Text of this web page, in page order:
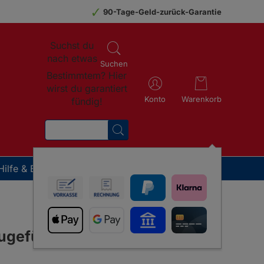
90-Tage-Geld-zurück-Garantie
Suchen
Suchst du
nach etwas
Bestimmtem? Hier
wirst du garantiert
fündig!
SUCHEN
Konto Warenkorb
Weitere Tiere
GladiatorPLUS Katze
auf die GladiatorPLUS Milieufütterung
erklärt: Heilpraktiker und Tierärzte geben
für die Fütterung und
& Beratung